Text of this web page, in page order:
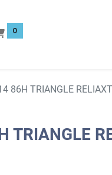
0
86H TRIANGLE
TRIANGLE